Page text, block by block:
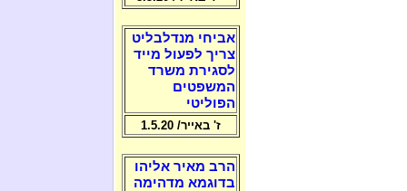
אביחי מנדלבליט
צריך לפעול מייד
לסגירת משרד
המשפטים
הפוליטי
ז' באייר/ 1.5.20
הרב מאיר אליהו
בדוגמא מדהימה